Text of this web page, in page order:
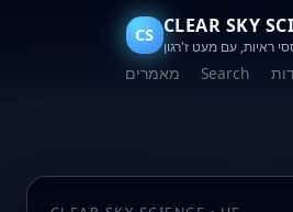
CS CLEAR SKY
ראיות, עם מעט ז'רגון
מאמרים Search